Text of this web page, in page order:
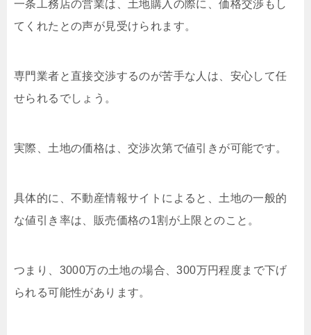
一条工務店の営業は、土地購入の際に、価格交渉もし
てくれたとの声が見受けられます。
専門業者と直接交渉するのが苦手な人は、安心して任
せられるでしょう。
実際、土地の価格は、交渉次第で値引きが可能です。
具体的に、不動産情報サイトによると、土地の一般的
な値引き率は、販売価格の1割が上限とのこと。
つまり、3000万の土地の場合、300万円程度まで下げ
られる可能性があります。